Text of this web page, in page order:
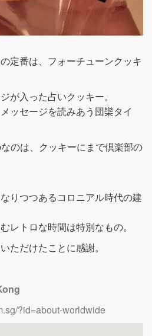
定番は、フォーチューンクッキ
が入った占いクッキー。
ッセージを読みあう団欒タイ
のは、クッキーにまで倶楽部の
りつつあるコロニアル時代の建
レトロな時間は特別なもの。
ただけたことに感謝。
?id=about-worldwide